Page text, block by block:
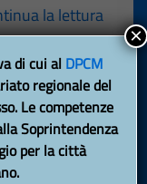
la lettura-
del
di cui al DPCM
regionale del
Le competenze
Soprintendenza
per la città
×